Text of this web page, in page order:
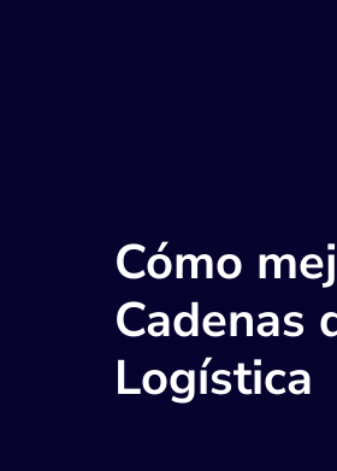
Cómo
Cadenas
Logística